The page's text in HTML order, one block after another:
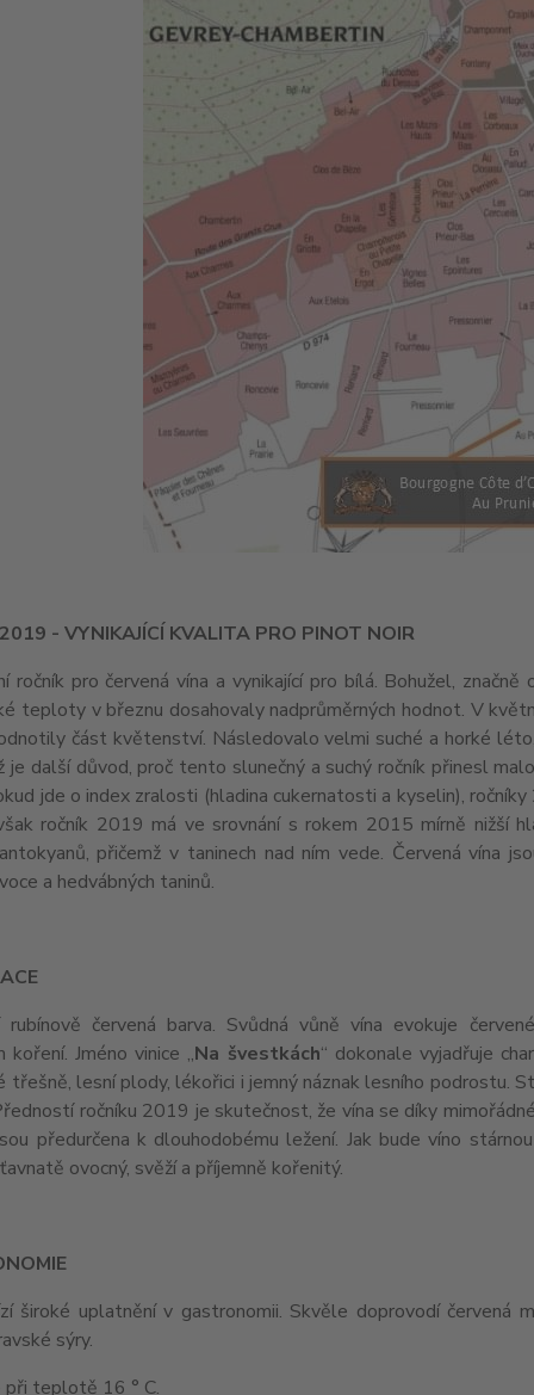
- VYNIKAJÍCÍ KVALITA PRO PINOT NOIR
ročník pro červená vína a vynikající pro bílá. Bohužel,
teploty v březnu dosahovaly nadprůměrných hodnot. V
část květenství. Následovalo velmi suché a horké
je další důvod, proč tento slunečný a suchý ročník přinesl
jde o index zralosti (hladina cukernatosti a kyselin),
ročník 2019 má ve srovnání s rokem 2015 mírně nižší
přičemž v taninech nad ním vede. Červená vína
a hedvábných taninů.
rubínově červená barva. Svůdná vůně vína evokuje
koření. Jméno vinice „Na švestkách“ dokonale vyjadřuje
třešně, lesní plody, lékořici i jemný náznak lesního podrostu.
ročníku 2019 je skutečnost, že vína se díky
předurčena k dlouhodobému ležení. Jak bude víno
ovocný, svěží a příjemně kořenitý.
široké uplatnění v gastronomii. Skvěle doprovodí červená
či kravské sýry.
při teplotě 16 ° C.